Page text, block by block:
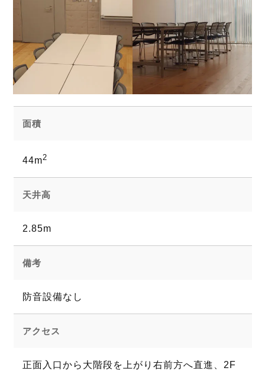
面積
44m2
天井高
2.85m
備考
防音設備なし
アクセス
正面入口から大階段を上がり右前方へ直進、2F